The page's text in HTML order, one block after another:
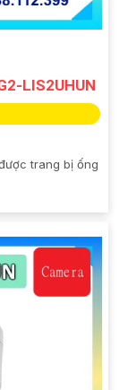
LIS2UHUN
trang bị ống